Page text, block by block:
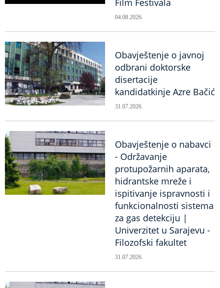
Film Festivala
04.08.2026.
Obavještenje o javnoj
odbrani doktorske
disertacije
kandidatkinje Azre Bačić
31.07.2026.
Obavještenje o nabavci
- Održavanje
protupožarnih aparata,
hidrantske mreže i
ispitivanje ispravnosti i
funkcionalnosti sistema
za gas detekciju |
Univerzitet u Sarajevu -
Filozofski fakultet
31.07.2026.